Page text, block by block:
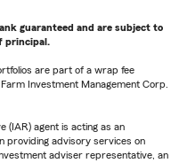
guaranteed and are subject to
principal.
are part of a wrap fee
Investment Management Corp.
(IAR) agent is acting as an
providing advisory services on
adviser representative, an